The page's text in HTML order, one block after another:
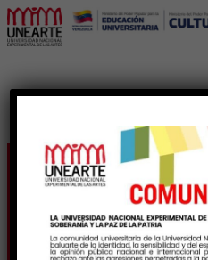
Unearte
Festival